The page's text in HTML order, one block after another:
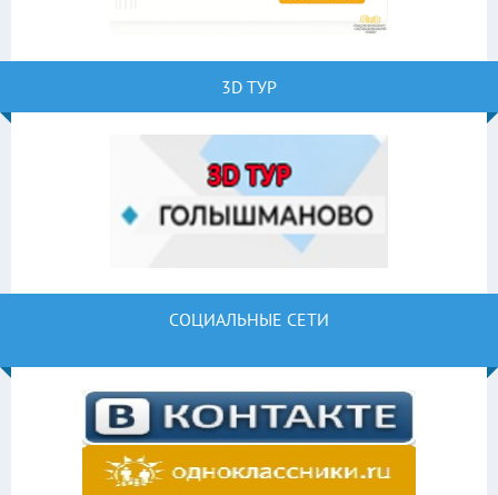
3D ТУР
СОЦИАЛЬНЫЕ СЕТИ